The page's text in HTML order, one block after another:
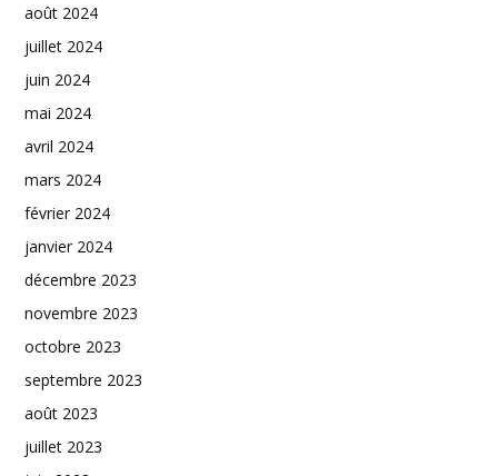
août 2024
juillet 2024
juin 2024
mai 2024
avril 2024
mars 2024
février 2024
janvier 2024
décembre 2023
novembre 2023
octobre 2023
septembre 2023
août 2023
juillet 2023